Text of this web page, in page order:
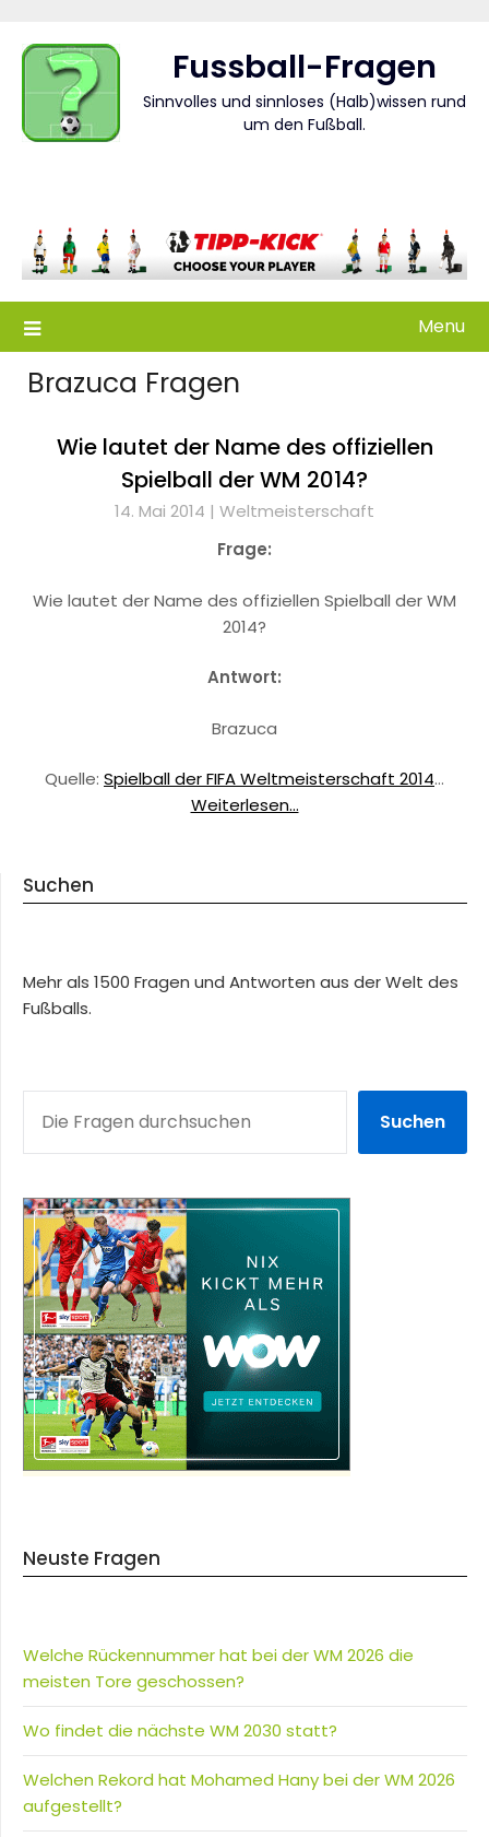
content
Fussball-Fragen
Sinnvolles und sinnloses (Halb)wissen rund
um den Fußball.
Menu
Brazuca Fragen
Wie lautet der Name des offiziellen
Spielball der WM 2014?
14. Mai 2014 | Weltmeisterschaft
Frage:
Wie lautet der Name des offiziellen Spielball der WM
2014?
Antwort:
Brazuca
Quelle: Spielball der FIFA Weltmeisterschaft 2014…
Weiterlesen...
Suchen
Mehr als 1500 Fragen und Antworten aus der Welt des
Fußballs.
Suchen
Neuste Fragen
Welche Rückennummer hat bei der WM 2026 die
meisten Tore geschossen?
Wo findet die nächste WM 2030 statt?
Welchen Rekord hat Mohamed Hany bei der WM 2026
aufgestellt?